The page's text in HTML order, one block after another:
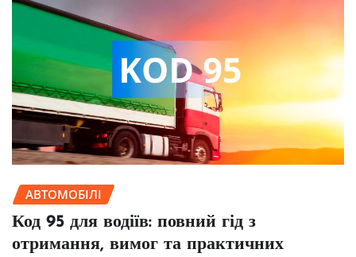
АВТОМОБІЛІ
Код 95 для водіїв: повний гід з
отримання, вимог та практичних